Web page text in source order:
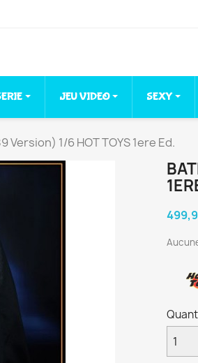
JEU VIDEO SEXY
Version) 1/6 HOT TOYS 1ere Ed.